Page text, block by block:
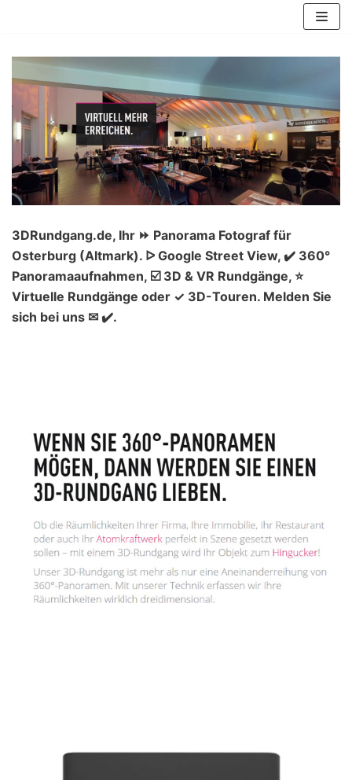
Inhalt
springen
3DRundgang.de, Ihr ⏩ Panorama Fotograf für
Osterburg (Altmark). ᐅ Google Street View, ✔️ 360°
Panoramaaufnahmen, ☑️ 3D & VR Rundgänge, ⭐
Virtuelle Rundgänge oder ✓ 3D-Touren. Melden Sie
sich bei uns ✉ ✔️.